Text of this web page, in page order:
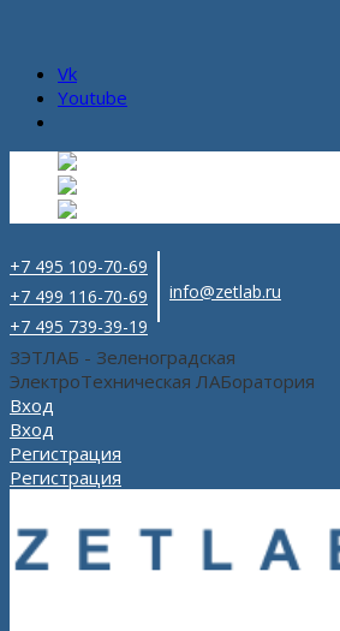
Vk
Youtube
+7 495 109-70-69
+7 499 116-70-69
+7 495 739-39-19
info@zetlab.ru
ЗЭТЛАБ - Зеленоградская
ЭлектроТехническая ЛАБоратория
Вход
Вход
Регистрация
Регистрация